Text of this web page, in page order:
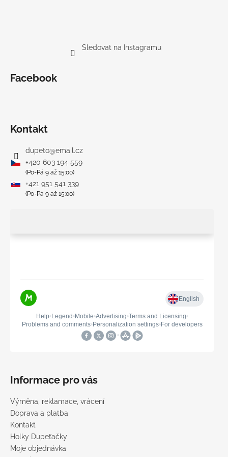
Sledovat na Instagramu
Facebook
Kontakt
dupeto@email.cz
+420 603 194 559
(Po-Pá 9 až 15:00)
+421 951 541 339
(Po-Pá 9 až 15:00)
Informace pro vás
Výměna, reklamace, vrácení
Doprava a platba
Kontakt
Holky Dupeťačky
Moje objednávka